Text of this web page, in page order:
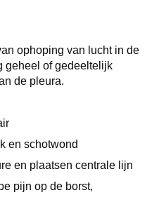
ophoping van lucht in de
geheel of gedeeltelijk
de pleura.
en schotwond
en plaatsen centrale lijn
pijn op de borst,